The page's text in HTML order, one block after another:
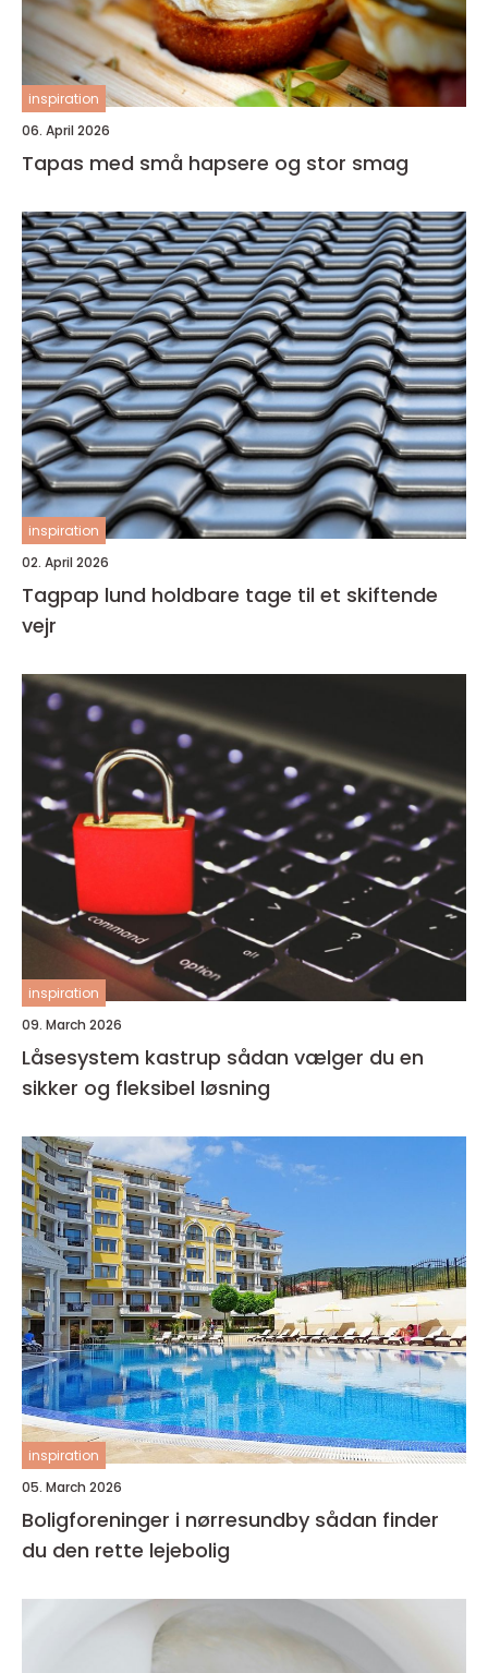
inspiration
06. April 2026
Tapas med små hapsere og stor smag
inspiration
02. April 2026
Tagpap lund holdbare tage til et skiftende
vejr
inspiration
09. March 2026
Låsesystem kastrup sådan vælger du en
sikker og fleksibel løsning
inspiration
05. March 2026
Boligforeninger i nørresundby sådan finder
du den rette lejebolig